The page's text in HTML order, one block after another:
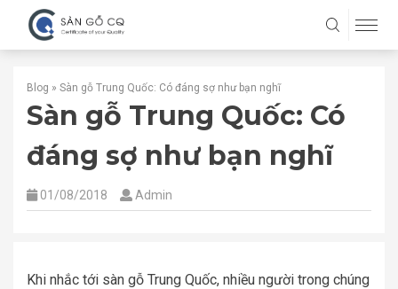
Blog » Sàn gỗ Trung Quốc: Có đáng sợ như bạn nghĩ
Sàn gỗ Trung Quốc: Có
đáng sợ như bạn nghĩ
01/08/2018 Admin
Khi nhắc tới sàn gỗ Trung Quốc, nhiều người trong chúng